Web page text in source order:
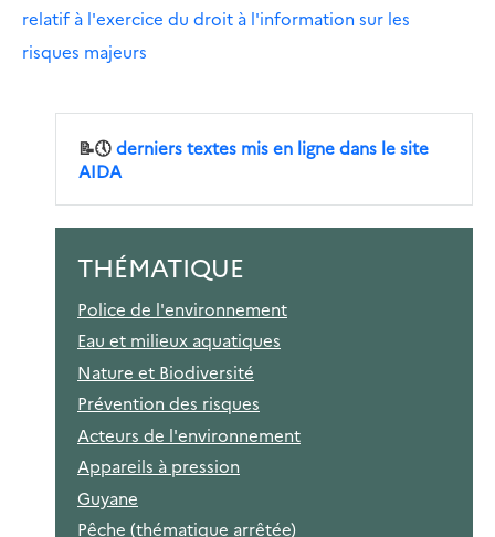
relatif à l'exercice du droit à l'information sur les
risques majeurs
📝🕔derniers textes mis en ligne dans le site
AIDA
THÉMATIQUE
Police de l'environnement
Eau et milieux aquatiques
Nature et Biodiversité
Prévention des risques
Acteurs de l'environnement
Appareils à pression
Guyane
Pêche (thématique arrêtée)